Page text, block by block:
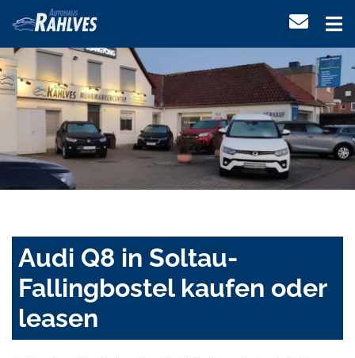
Audi Q8 in Soltau-
Fallingbostel kaufen oder
leasen